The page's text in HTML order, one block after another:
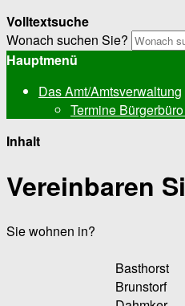
Volltextsuche
Wonach suchen Sie?
Hauptmenü
Das Amt/Amtsverwaltung
Termine
Inhalt
Vereinbaren
Sie wohnen in?
Basthorst
Brunstorf Groß